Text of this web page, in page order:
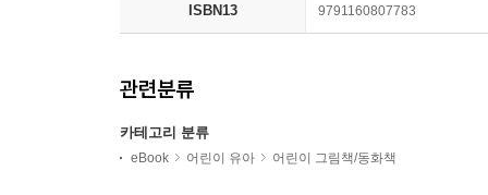
ISBN13 9791160807783
관련분류
카테고리 분류
eBook 어린이 유아 어린이 그림책/동화책